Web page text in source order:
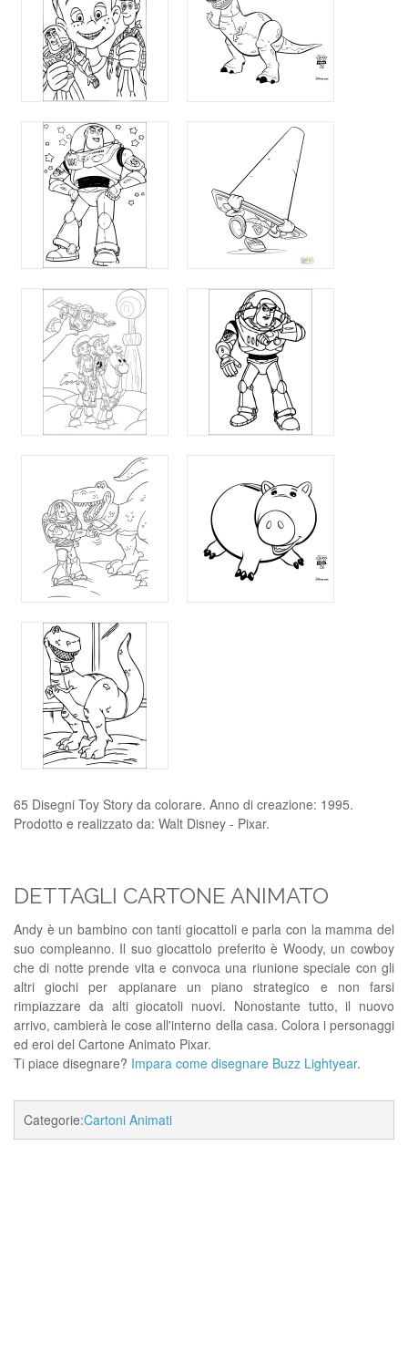
65 Disegni Toy Story da colorare. Anno di creazione: 1995.
Prodotto e realizzato da: Walt Disney - Pixar.
DETTAGLI CARTONE ANIMATO
Andy è un bambino con tanti giocattoli e parla con la mamma del
suo compleanno. Il suo giocattolo preferito è Woody, un cowboy
che di notte prende vita e convoca una riunione speciale con gli
altri giochi per appianare un piano strategico e non farsi
rimpiazzare da alti giocatoli nuovi. Nonostante tutto, il nuovo
arrivo, cambierà le cose all'interno della casa. Colora i personaggi
ed eroi del Cartone Animato Pixar.
Ti piace disegnare? Impara come disegnare Buzz Lightyear.
Categorie:Cartoni Animati